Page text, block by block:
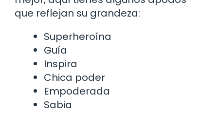
que reflejan su grandeza:
Superheroína
Guía
Inspira
Chica poder
Empoderada
Sabia